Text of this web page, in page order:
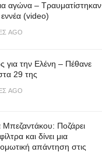
αγώνα – Τραυματίστηκαν
(video)
AGO
για την Ελένη – Πέθανε
29 της
AGO
Μπεζαντάκου: Ποζάρει
και δίνει μια
απάντηση στις